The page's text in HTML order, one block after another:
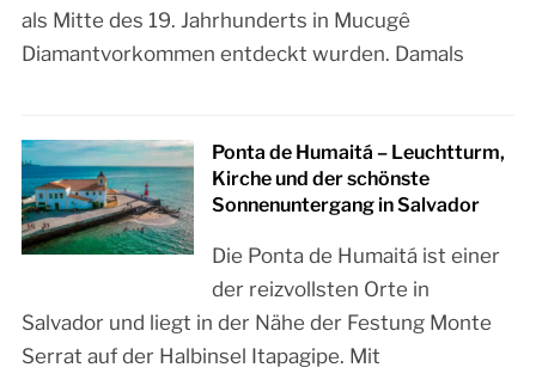
als Mitte des 19. Jahrhunderts in Mucugê
Diamantvorkommen entdeckt wurden. Damals
Ponta de Humaitá – Leuchtturm,
Kirche und der schönste
Sonnenuntergang in Salvador
Die Ponta de Humaitá ist einer
der reizvollsten Orte in
Salvador und liegt in der Nähe der Festung Monte
Serrat auf der Halbinsel Itapagipe. Mit